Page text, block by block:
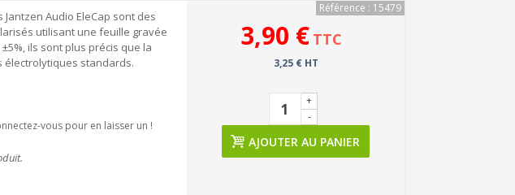
Audio EleCap sont des
utilisant une feuille gravée
ils sont plus précis que la
standards.
vous pour en laisser un !
Référence : 15479
3,90 € TTC
3,25 € HT
-
+
AJOUTER AU PANIER